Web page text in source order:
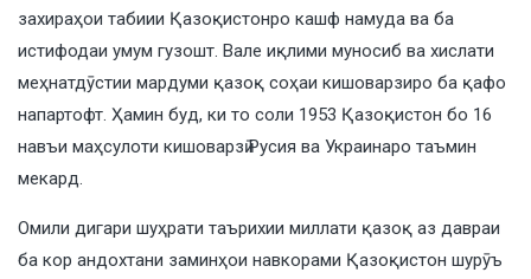
захираҳои табиии Қазоқистонро кашф намуда ва ба
истифодаи умум гузошт. Вале иқлими муносиб ва хислати
меҳнатдӯстии мардуми қазоқ соҳаи кишоварзиро ба қафо
напартофт. Ҳамин буд, ки то соли 1953 Қазоқистон бо 16
навъи маҳсулоти кишоварзӣ Русия ва Украинаро таъмин
мекард.
Омили дигари шуҳрати таърихии миллати қазоқ аз давраи
ба кор андохтани заминҳои навкорами Қазоқистон шурӯъ